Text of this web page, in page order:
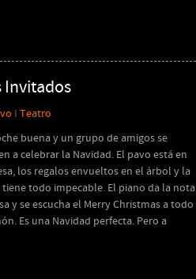
Invitados
I Teatro
buena y un grupo de amigos se
a celebrar la Navidad. El pavo está en
los regalos envueltos en el árbol y la
tiene todo impecable. El piano da la nota
y se escucha el Merry Christmas a todo
Es una Navidad perfecta. Pero a